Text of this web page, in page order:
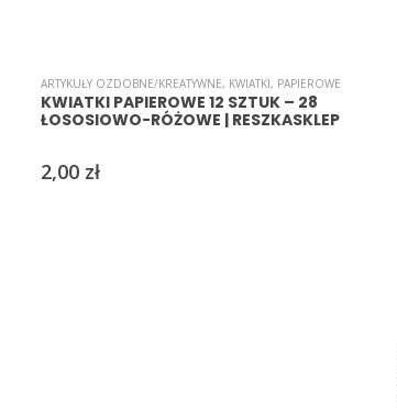
ARTYKUŁY OZDOBNE/KREATYWNE, KWIATKI, PAPIEROWE
KWIATKI PAPIEROWE 12 SZTUK – 28
ŁOSOSIOWO-RÓŻOWE | RESZKASKLEP
2,00 zł